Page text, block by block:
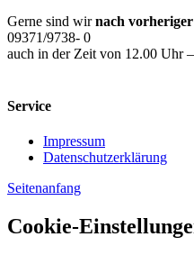
Gerne sind wirnach
09371/9738- 0
auch in der Zeit von 12.00 Uhr
Service
Impressum
Datenschutzerklärung
Seitenanfang
Cookie-